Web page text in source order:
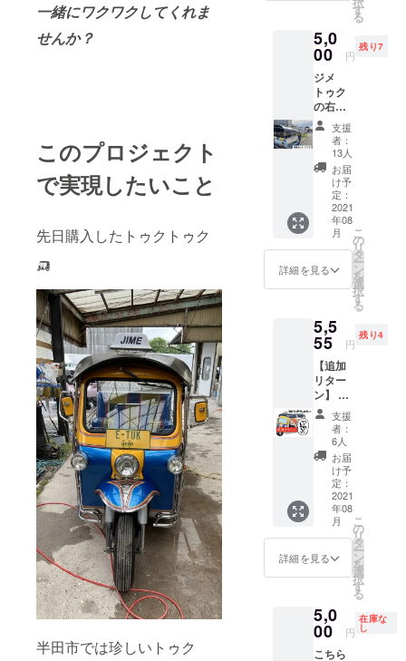
一緒にワクワクしてくれま
せんか？
このプロジェクト
で実現したいこと
先日購入したトゥクトゥク
🛺
半田市では珍しいトゥク
ディン
す。 め
ちゃく
ちゃ不
安もあ
ります
が、挑
戦する
楽しさ
が上
回って
いま
す。 お
手紙に
てお礼
を伝え
させて
下さ
いてく
れたジ
メトゥ
クの絵
を プリ
ントし
てお届
けしま
す 付加
価値感
あると
おもい
ます笑
またお
会い出
来たら
直接目
頂きた
いとオ
す
る
5,0
00 円
残り7
ジメ
トゥク
の右側
面の
メッ
セージ
看板枠
選んで
頂き有
難うご
ざいま
す。 お
店や会
社や各
種団体
などの
非ご利
用くだ
さい。
右側の
縦の棒
に２本
ステン
レスを
取り付
け ポリ
カボ
ネード
を看板
位置に
設置し
ます(写
真のイ
メッ
セージ
を印刷
ラミ
支援
者：
13人
お届
け予
定：
2021
年08
月
詳細を見る
こ
の
リ
タ
ー
ン
を
選
択
す
る
5,5
55 円
残り4
【追加
リター
ン】 こ
ちらの
リター
ンは、
ジメ
トゥク
で出会
う子ど
も達に
飴ちゃ
んをプ
レゼン
トする
飴ちゃ
ンサー
枠で
す。 ジ
メトゥ
支援
者：
6人
お届
け予
定：
2021
年08
月
詳細を見る
こ
の
リ
タ
ー
ン
を
選
択
す
る
5,0
00 円
在庫な
し
こちら